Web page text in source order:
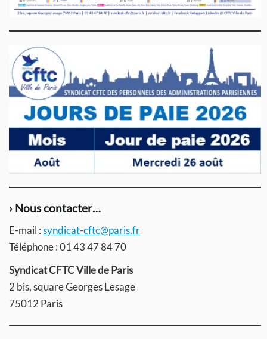
› Nous contacter…
E-mail :syndicat-cftc@paris.fr
Téléphone : 01 43 47 84 70
Syndicat CFTC Ville de Paris
2 bis, square Georges Lesage
75012 Paris